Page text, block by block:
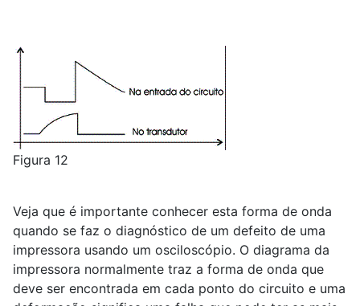
Figura 12
Veja que é importante conhecer esta forma de onda
quando se faz o diagnóstico de um defeito de uma
impressora usando um osciloscópio. O diagrama da
impressora normalmente traz a forma de onda que
deve ser encontrada em cada ponto do circuito e uma